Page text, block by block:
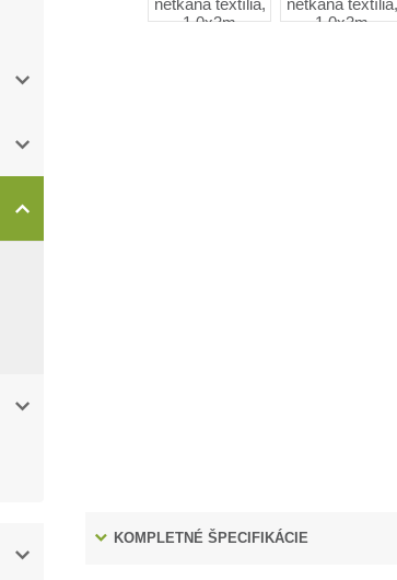
KOMPLETNÉ ŠPECIFIKÁCIE